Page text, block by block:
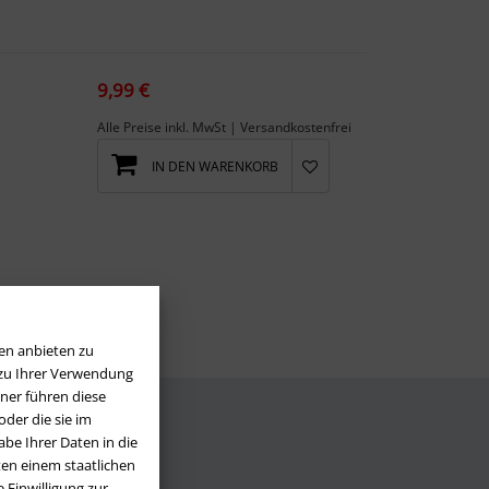
anbieten zu
Ihrer Verwendung
führen diese
die sie im
Ihrer Daten in die
einem staatlichen
9,99 €
Alle Preise inkl. MwSt | Versandkostenfrei
IN DEN WARENKORB
LOS